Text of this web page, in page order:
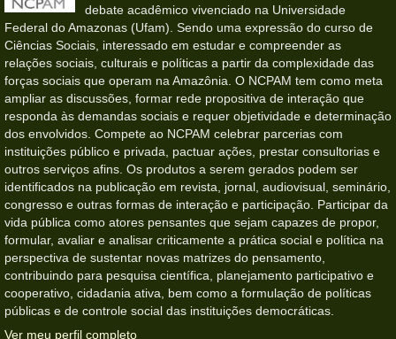
debate acadêmico vivenciado na Universidade
Federal do Amazonas (Ufam). Sendo uma expressão do curso de
Ciências Sociais, interessado em estudar e compreender as
relações sociais, culturais e políticas a partir da complexidade das
forças sociais que operam na Amazônia. O NCPAM tem como meta
ampliar as discussões, formar rede propositiva de interação que
responda às demandas sociais e requer objetividade e determinação
dos envolvidos. Compete ao NCPAM celebrar parcerias com
instituições público e privada, pactuar ações, prestar consultorias e
outros serviços afins. Os produtos a serem gerados podem ser
identificados na publicação em revista, jornal, audiovisual, seminário,
congresso e outras formas de interação e participação. Participar da
vida pública como atores pensantes que sejam capazes de propor,
formular, avaliar e analisar criticamente a prática social e política na
perspectiva de sustentar novas matrizes do pensamento,
contribuindo para pesquisa científica, planejamento participativo e
cooperativo, cidadania ativa, bem como a formulação de políticas
públicas e de controle social das instituições democráticas.
Ver meu perfil completo